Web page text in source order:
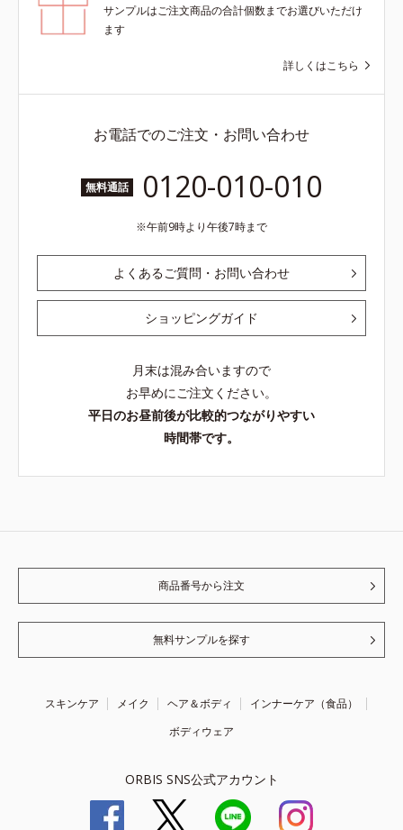
サンプルはご注文商品の合計個数までお選びいただけ
ます
詳しくはこちら
お電話でのご注文・お問い合わせ
無料通話 0120-010-010
午前9時より午後7時まで
よくあるご質問・お問い合わせ
ショッピングガイド
月末は混み合いますので
お早めにご注文ください。
平日のお昼前後が比較的つながりやすい
時間帯です。
商品番号から注文
無料サンプルを探す
スキンケア メイク ヘア＆ボディ
インナーケア（食品）
ボディウェア
ORBIS SNS公式アカウント